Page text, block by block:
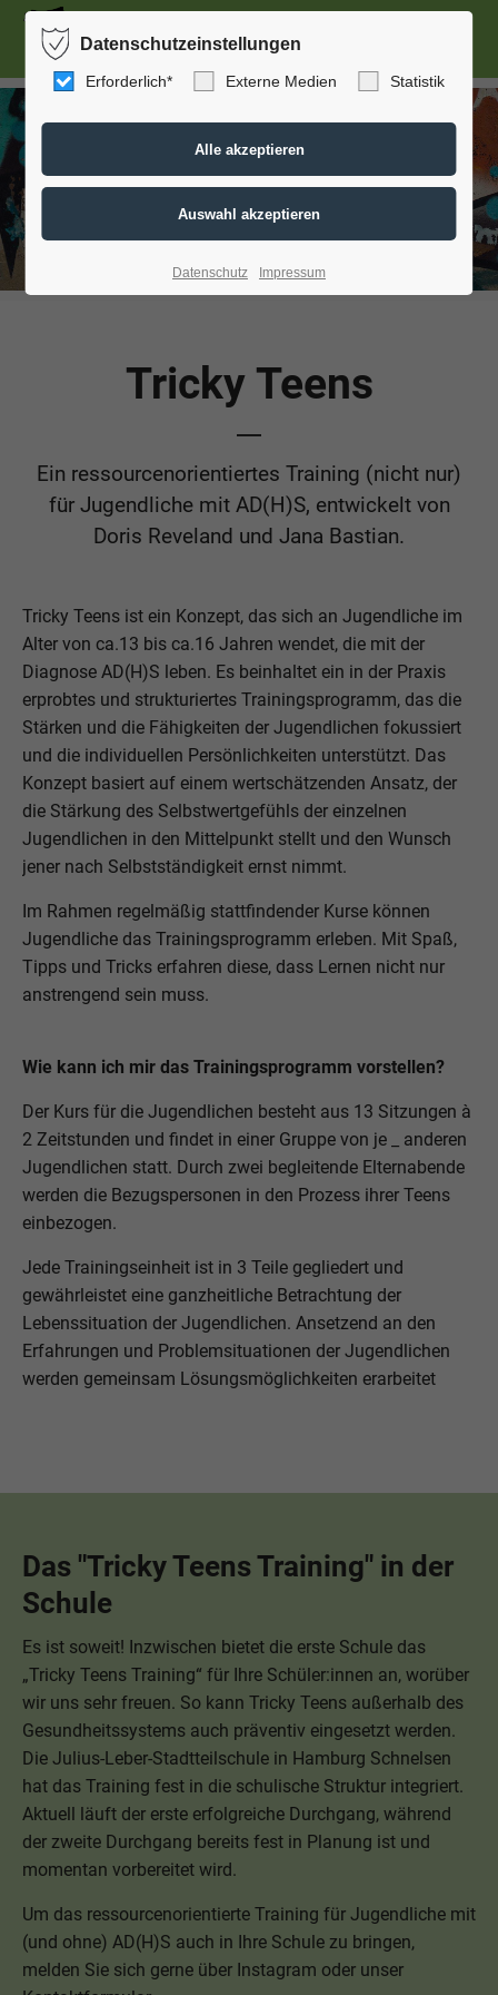
Tricky Teens
Ein ressourcenorientiertes Training (nicht nur)
für Jugendliche mit AD(H)S, entwickelt von
Doris Reveland und Jana Bastian.
Tricky Teens ist ein Konzept, das sich an Jugendliche im
Alter von ca.13 bis ca.16 Jahren wendet, die mit der
Diagnose AD(H)S leben. Es beinhaltet ein in der Praxis
erprobtes und strukturiertes Trainingsprogramm, das die
Stärken und die Fähigkeiten der Jugendlichen fokussiert
und die individuellen Persönlichkeiten unterstützt. Das
Konzept basiert auf einem wertschätzenden Ansatz, der
die Stärkung des Selbstwertgefühls der einzelnen
Jugendlichen in den Mittelpunkt stellt und den Wunsch
jener nach Selbstständigkeit ernst nimmt.
Im Rahmen regelmäßig stattfindender Kurse können
Jugendliche das Trainingsprogramm erleben. Mit Spaß,
Tipps und Tricks erfahren diese, dass Lernen nicht nur
anstrengend sein muss.
Wie kann ich mir das Trainingsprogramm vorstellen?
Der Kurs für die Jugendlichen besteht aus 13 Sitzungen à
2 Zeitstunden und findet in einer Gruppe von je _ anderen
Jugendlichen statt. Durch zwei begleitende Elternabende
werden die Bezugspersonen in den Prozess ihrer Teens
einbezogen.
Jede Trainingseinheit ist in 3 Teile gegliedert und
gewährleistet eine ganzheitliche Betrachtung der
Lebenssituation der Jugendlichen. Ansetzend an den
Erfahrungen und Problemsituationen der Jugendlichen
werden gemeinsam Lösungsmöglichkeiten erarbeitet
Das "Tricky Teens Training" in der
Schule
Es ist soweit! Inzwischen bietet die erste Schule das
„Tricky Teens Training“ für Ihre Schüler:innen an, worüber
wir uns sehr freuen. So kann Tricky Teens außerhalb des
Gesundheitssystems auch präventiv eingesetzt werden.
Die Julius-Leber-Stadtteilschule in Hamburg Schnelsen
hat das Training fest in die schulische Struktur integriert.
Aktuell läuft der erste erfolgreiche Durchgang, während
der zweite Durchgang bereits fest in Planung ist und
momentan vorbereitet wird.
Um das ressourcenorientierte Training für Jugendliche mit
(und ohne) AD(H)S auch in Ihre Schule zu bringen,
melden Sie sich gerne über Instagram oder unser
Datenschutzeinstellungen
Erforderlich* Externe Medien Statistik
Datenschutz Impressum